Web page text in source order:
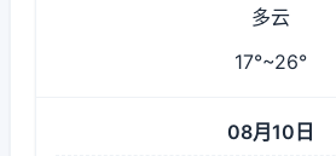
多云
17°~26°
08月10日